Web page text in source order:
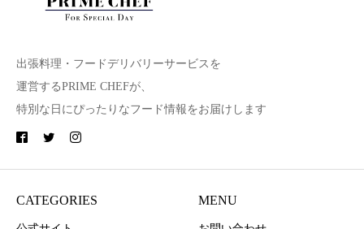
出張料理・フードデリバリーサービスを
運営するPRIME CHEFが、
特別な日にぴったりなフード情報をお届けします
CATEGORIES MENU